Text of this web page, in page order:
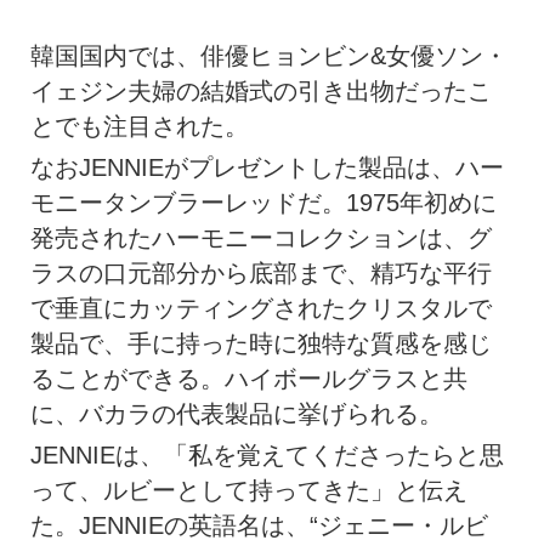
韓国国内では、俳優ヒョンビン&女優ソン・
イェジン夫婦の結婚式の引き出物だったこ
とでも注目された。
なおJENNIEがプレゼントした製品は、ハー
モニータンブラーレッドだ。1975年初めに
発売されたハーモニーコレクションは、グ
ラスの口元部分から底部まで、精巧な平行
で垂直にカッティングされたクリスタルで
製品で、手に持った時に独特な質感を感じ
ることができる。ハイボールグラスと共
に、バカラの代表製品に挙げられる。
JENNIEは、「私を覚えてくださったらと思
って、ルビーとして持ってきた」と伝え
た。JENNIEの英語名は、“ジェニー・ルビ